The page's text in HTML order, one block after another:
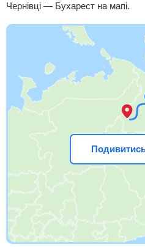
Чернівці — Бухарест на мапі.